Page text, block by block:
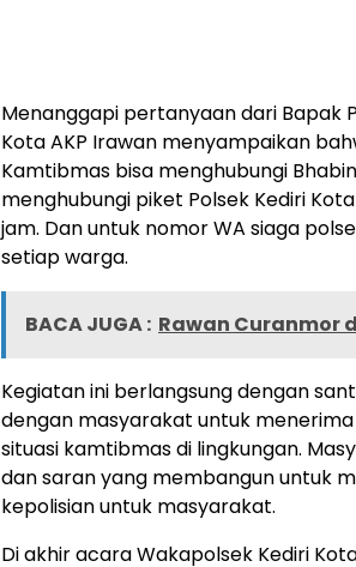
Menanggapi pertanyaan dari Bapak
Kota AKP Irawan menyampaikan
Kamtibmas bisa menghubungi
menghubungi piket Polsek Kediri
jam. Dan untuk nomor WA siaga
setiap warga.
BACA JUGA : Rawan Curanmor
Kegiatan ini berlangsung dengan
dengan masyarakat untuk
situasi kamtibmas di lingkungan.
dan saran yang membangun untuk
kepolisian untuk masyarakat.
Di akhir acara Wakapolsek Kediri